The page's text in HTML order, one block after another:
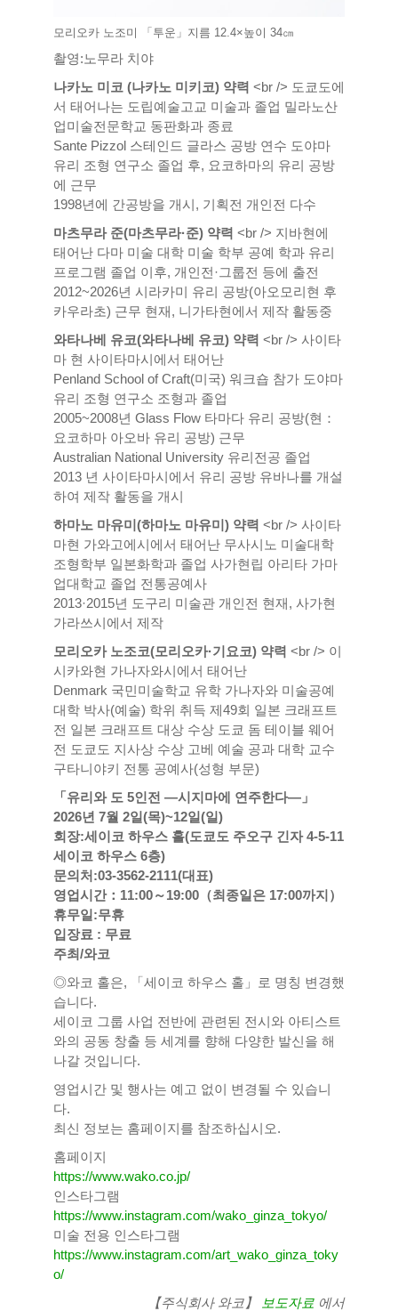
모리오카 노조미 「투운」지름 12.4×높이 34㎝
촬영:노무라 치야
나카노 미코 (나카노 미키코) 약력 <br /> 도쿄도에
서 태어나는 도립예술고교 미술과 졸업 밀라노산
업미술전문학교 동판화과 종료
Sante Pizzol 스테인드 글라스 공방 연수 도야마
유리 조형 연구소 졸업 후, 요코하마의 유리 공방
에 근무
1998년에 간공방을 개시, 기획전 개인전 다수
마츠무라 준(마츠무라·준) 약력 <br /> 지바현에
태어난 다마 미술 대학 미술 학부 공예 학과 유리
프로그램 졸업 이후, 개인전·그룹전 등에 출전
2012~2026년 시라카미 유리 공방(아오모리현 후
카우라초) 근무 현재, 니가타현에서 제작 활동중
와타나베 유코(와타나베 유코) 약력 <br /> 사이타
마 현 사이타마시에서 태어난
Penland School of Craft(미국) 워크숍 참가 도야마
유리 조형 연구소 조형과 졸업
2005~2008년 Glass Flow 타마다 유리 공방(현：
요코하마 아오바 유리 공방) 근무
Australian National University 유리전공 졸업
2013 년 사이타마시에서 유리 공방 유바나를 개설
하여 제작 활동을 개시
하마노 마유미(하마노 마유미) 약력 <br /> 사이타
마현 가와고에시에서 태어난 무사시노 미술대학
조형학부 일본화학과 졸업 사가현립 아리타 가마
업대학교 졸업 전통공예사
2013·2015년 도구리 미술관 개인전 현재, 사가현
가라쓰시에서 제작
모리오카 노조코(모리오카·기요코) 약력 <br /> 이
시카와현 가나자와시에서 태어난
Denmark 국민미술학교 유학 가나자와 미술공예
대학 박사(예술) 학위 취득 제49회 일본 크래프트
전 일본 크래프트 대상 수상 도쿄 돔 테이블 웨어
전 도쿄도 지사상 수상 고베 예술 공과 대학 교수
구타니야키 전통 공예사(성형 부문)
「유리와 도 5인전 ―시지마에 연주한다―」
2026년 7월 2일(목)~12일(일)
회장:세이코 하우스 홀(도쿄도 주오구 긴자 4-5-11
세이코 하우스 6층)
문의처:03-3562-2111(대표)
영업시간：11:00～19:00（최종일은 17:00까지）
휴무일:무휴
입장료 : 무료
주최/와코
◎와코 홀은, 「세이코 하우스 홀」로 명칭 변경했
습니다.
세이코 그룹 사업 전반에 관련된 전시와 아티스트
와의 공동 창출 등 세계를 향해 다양한 발신을 해
나갈 것입니다.
영업시간 및 행사는 예고 없이 변경될 수 있습니
다.
최신 정보는 홈페이지를 참조하십시오.
홈페이지
https://www.wako.co.jp/
인스타그램
https://www.instagram.com/wako_ginza_tokyo/
미술 전용 인스타그램
https://www.instagram.com/art_wako_ginza_toky
o/
【주식회사 와코】
보도자료 에서